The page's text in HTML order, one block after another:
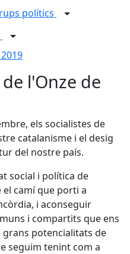
polítics
l'Onze de
els socialistes de
catalanisme i el desig
del nostre país.
social i política de
camí que porti a
i aconseguir
i compartits que ens
potencialitats de
seguim tenint com a